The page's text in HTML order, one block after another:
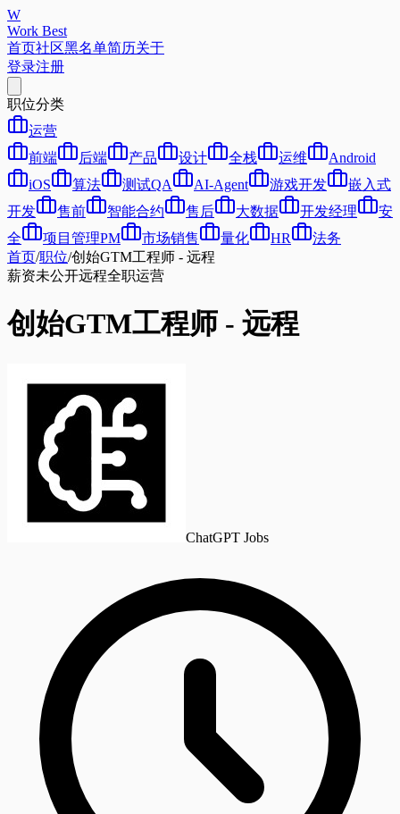
W
Work Best
首页社区黑名单简历关于
登录注册
职位分类
运营
前端
后端 产品 设计 全栈 运维
Android
iOS
算法 测试QA AI-Agent 游戏开发
嵌入式
开发
售前 智能合约 售后 大数据 开发经理
安
全
项目管理PM 市场销售 量化 HR
法务
首页/职位/创始GTM工程师 - 远程
薪资未公开远程全职运营
创始GTM工程师 - 远程
ChatGPT Jobs